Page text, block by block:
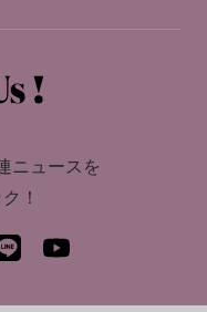
ニュースを
！